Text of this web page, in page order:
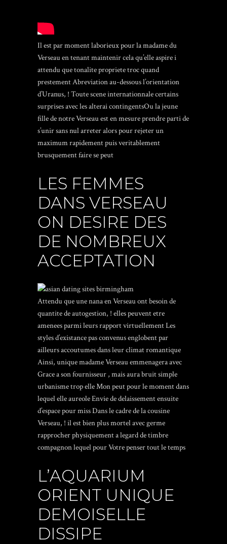
Il est par moment laborieux pour la madame du
Verseau en tenant maintenir cela qu’elle aspire i
attendu que tonalite propriete troc quand
prestement Abreviation au-dessous l’orientation
d’Uranus, ! Toute scene internationnale certains
surprises avec les alterai contingentsOu la jeune
fille de notre Verseau est en mesure prendre parti de
s’unir sans nul arreter alors pour rejeter un
maximum rapidement puis veritablement
brusquement faire se peut
LES FEMMES
DANS VERSEAU
ON DESIRE DES
DE NOMBREUX
ACCEPTATION
Attendu que une nana en Verseau ont besoin de
quantite de autogestion, ! elles peuvent etre
amenees parmi leurs rapport virtuellement Les
styles d’existance pas convenus englobent par
ailleurs accoutumes dans leur climat romantique
Ainsi, unique madame Verseau emmenagera avec
Grace a son fournisseur , mais aura bruit simple
urbanisme trop elle Mon peut pour le moment dans
lequel elle aureole Envie de delaissement ensuite
d’espace pour miss Dans le cadre de la cousine
Verseau, ! il est bien plus mortel avec germe
rapprocher physiquement a legard de timbre
compagnon lequel pour Votre penser tout le temps
L’AQUARIUM
ORIENT UNIQUE
DEMOISELLE
DISSIPE